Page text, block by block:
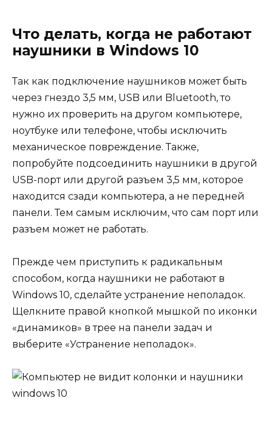
Что делать, когда не работают
наушники в Windows 10
Так как подключение наушников может быть
через гнездо 3,5 мм, USB или Bluetooth, то
нужно их проверить на другом компьютере,
ноутбуке или телефоне, чтобы исключить
механическое повреждение. Также,
попробуйте подсоединить наушники в другой
USB-порт или другой разъем 3,5 мм, которое
находится сзади компьютера, а не передней
панели. Тем самым исключим, что сам порт или
разъем может не работать.
Прежде чем приступить к радикальным
способом, когда наушники не работают в
Windows 10, сделайте устранение неполадок.
Щелкните правой кнопкой мышкой по иконки
«динамиков» в трее на панели задач и
выберите «Устранение неполадок».